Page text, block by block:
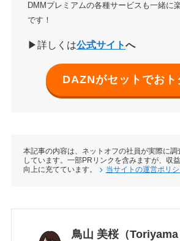
DMMプレミアムの各種サービスも一緒に
です！
▶詳しくは公式サイトへ
DAZNがセットでおト
本記事の内容は、ネットオフの社員が実際に
しています。一部PRリンクを含みますが、収
向上に充てています。
当サイトの運営ポリ
鳥山 美桜（Toriyama